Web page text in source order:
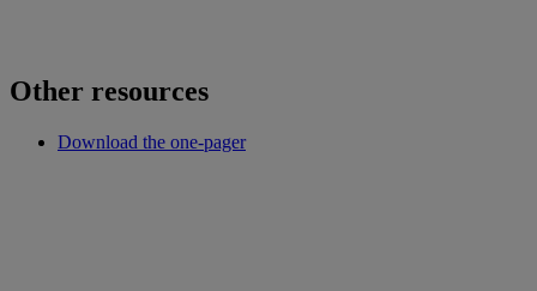
Other resources
Download the one-pager